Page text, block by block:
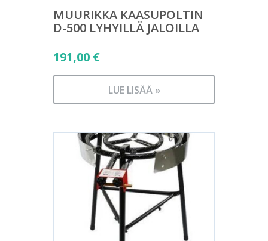
MUURIKKA KAASUPOLTIN
D-500 LYHYILLÄ JALOILLA
191,00 €
LUE LISÄÄ »